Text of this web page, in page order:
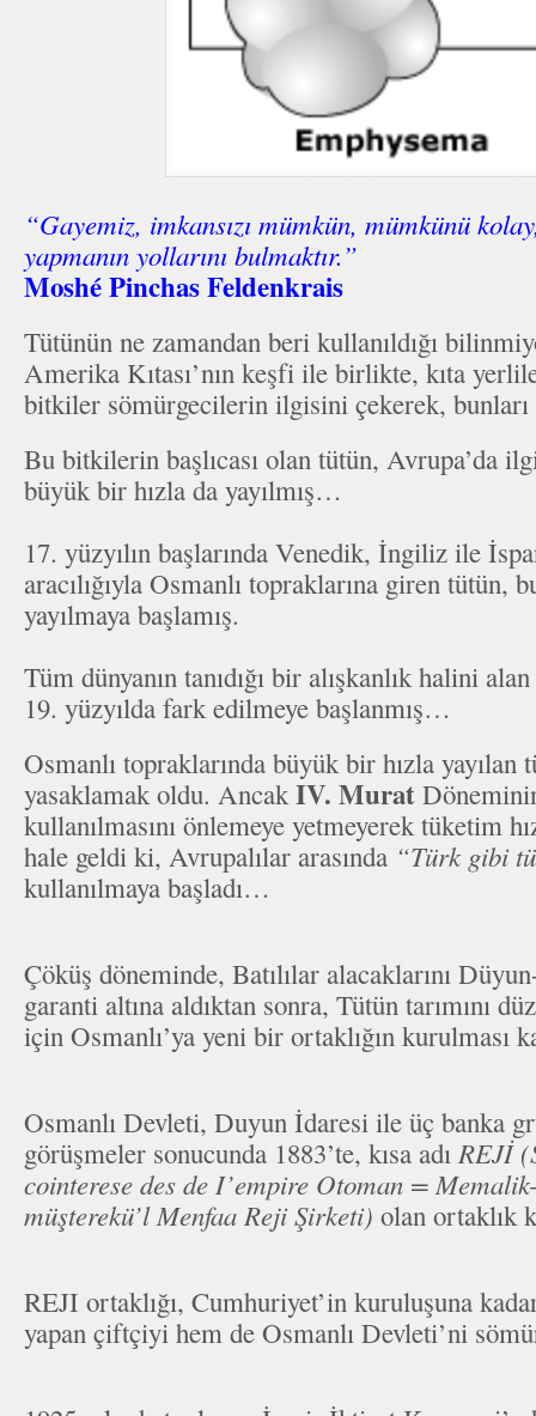
“Gayemiz, imkansızı mümkün, mümkünü
yapmanın yollarını bulmaktır.”
Moshé Pinchas Feldenkrais
Tütünün ne zamandan beri kullanıldığı
Amerika Kıtası’nın keşfi ile birlikte, kıta
bitkiler sömürgecilerin ilgisini çekerek, bunları
Bu bitkilerin başlıcası olan tütün, Avrupa’da
büyük bir hızla da yayılmış…
17. yüzyılın başlarında Venedik, İngiliz ile
aracılığıyla Osmanlı topraklarına giren tütün,
yayılmaya başlamış.
Tüm dünyanın tanıdığı bir alışkanlık halini
19. yüzyılda fark edilmeye başlanmış…
Osmanlı topraklarında büyük bir hızla yayılan
yasaklamak oldu. AncakIV. Murat
kullanılmasını önlemeye yetmeyerek tüketim
hale geldi ki, Avrupalılar arasında “Türk gibi
kullanılmaya başladı…
Çöküş döneminde, Batılılar alacaklarını
garanti altına aldıktan sonra, Tütün tarımını
için Osmanlı’ya yeni bir ortaklığın kurulması
Osmanlı Devleti, Duyun İdaresi ile üç banka
görüşmeler sonucunda 1883’te, kısa adı REJİ
cointerese des de I’empire Otoman =
müşterekü’l Menfaa Reji Şirketi) olan ortaklık
REJI ortaklığı, Cumhuriyet’in kuruluşuna
yapan çiftçiyi hem de Osmanlı Devleti’ni